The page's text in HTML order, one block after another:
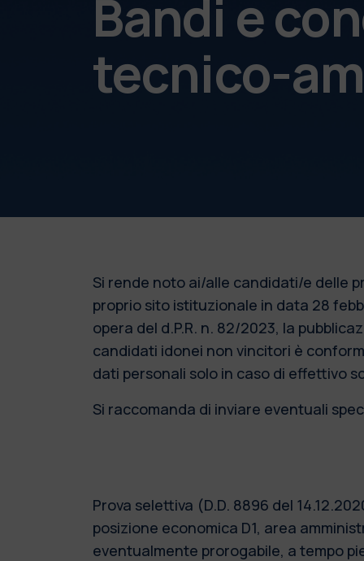
Bandi e
tecnico-
Si rende noto ai/alle candidati/e delle
proprio sito istituzionale in data 28
opera del d.P.R. n. 82/2023, la
candidati idonei non vincitori è
dati personali solo in caso di effettivo
Si raccomanda di inviare eventuali
Prova selettiva (D.D. 8896 del
posizione economica D1, area
eventualmente prorogabile, a tempo